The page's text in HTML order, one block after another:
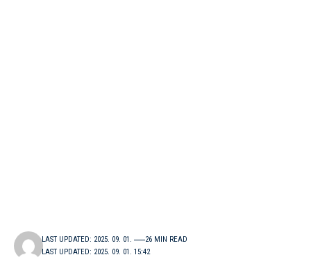
LAST UPDATED: 2025. 09. 01. 15:42
LAST UPDATED: 2025. 09. 01. 26 MIN READ